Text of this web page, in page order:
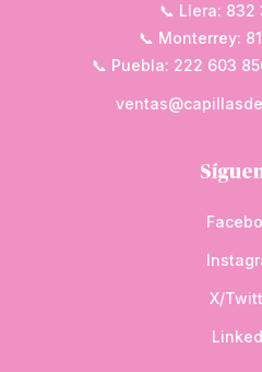
📞 Llera: 832
📞 Monterrey:
📞 Puebla: 222 603
X/